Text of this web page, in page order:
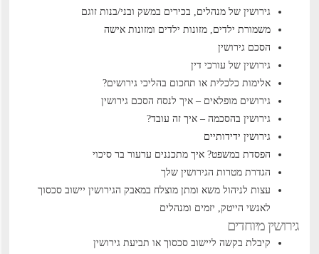
גירושין של מנהלים, בכירים במשק ובני/בנות זוגם
משמורת ילדים, מזונות ילדים ומזונות אישה
הסכם גירושין
גירושין של עורכי דין
אלימות כלכלית או תחכום בהליכי גירושים?
גירושים מופלאים – איך לנסח הסכם גירושין
גירושין בהסכמה – איך זה עובד?
גירושין ידידותיים
הפסדת במשפט? איך מתכננים ערעור בר סיכוי
הגדרת מטרות הגירושין שלך
עצות לניהול משא ומתן מוצלח במאבק הגירושיןיישוב סכסוך
לאנשי הייטק, יזמים ומנהלים
גירושין מיוחדים
קיבלת בקשה ליישוב סכסוך או תביעת גירושין